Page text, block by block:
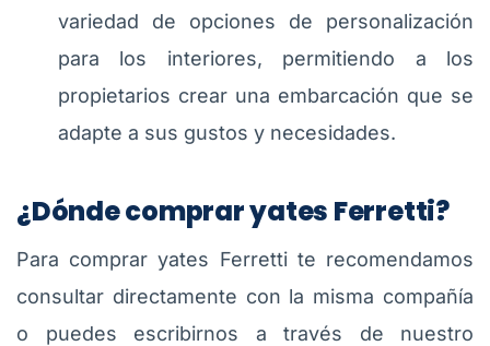
variedad de opciones de personalización
para los interiores, permitiendo a los
propietarios crear una embarcación que se
adapte a sus gustos y necesidades.
¿Dónde comprar yates Ferretti?
Para comprar yates Ferretti te recomendamos
consultar directamente con la misma compañía
o puedes escribirnos a través de nuestro